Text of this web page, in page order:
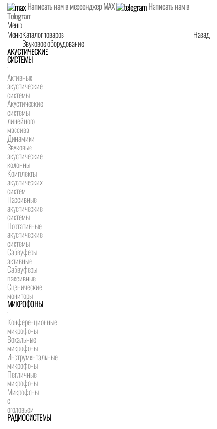
Написать нам в мессенджер MAX
Написать нам в
Telegram
Меню
Меню
Назад
Каталог товаров
Звуковое оборудование
АКУСТИЧЕСКИЕ
СИСТЕМЫ
Активные
акустические
системы
Акустические
системы
линейного
массива
Динамики
Звуковые
акустические
колонны
Комплекты
акустических
систем
Пассивные
акустические
системы
Портативные
акустические
системы
Сабвуферы
активные
Сабвуферы
пассивные
Сценические
мониторы
МИКРОФОНЫ
Конференционные
микрофоны
Вокальные
микрофоны
Инструментальные
микрофоны
Петличные
микрофоны
Микрофоны
с
оголовьем
РАДИОСИСТЕМЫ